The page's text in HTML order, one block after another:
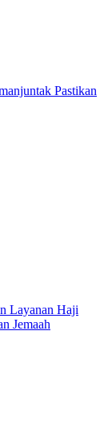
Pastikan
Layanan Haji
Jemaah